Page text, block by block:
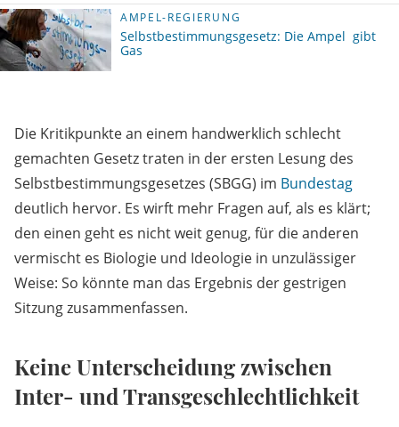
AMPEL-REGIERUNG
Selbstbestimmungsgesetz: Die Ampel gibt
Gas
Die Kritikpunkte an einem handwerklich schlecht
gemachten Gesetz traten in der ersten Lesung des
Selbstbestimmungsgesetzes (SBGG) im Bundestag
deutlich hervor. Es wirft mehr Fragen auf, als es klärt;
den einen geht es nicht weit genug, für die anderen
vermischt es Biologie und Ideologie in unzulässiger
Weise: So könnte man das Ergebnis der gestrigen
Sitzung zusammenfassen.
Keine Unterscheidung zwischen
Inter- und Transgeschlechtlichkeit